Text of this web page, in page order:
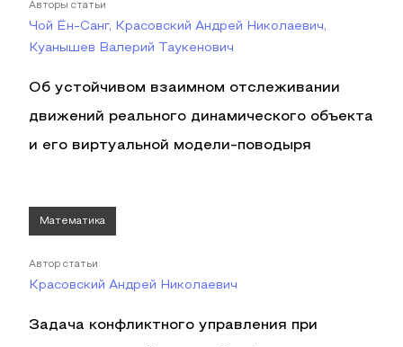
Авторы статьи
Чой Ён-Санг, Красовский Андрей Николаевич,
Куанышев Валерий Таукенович
Об устойчивом взаимном отслеживании
движений реального динамического объекта
и его виртуальной модели-поводыря
Математика
Автор статьи
Красовский Андрей Николаевич
Задача конфликтного управления при